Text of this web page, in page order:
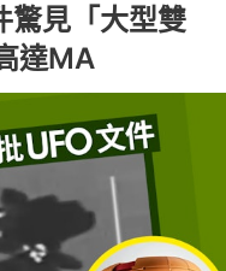
驚見「大型雙
達MA